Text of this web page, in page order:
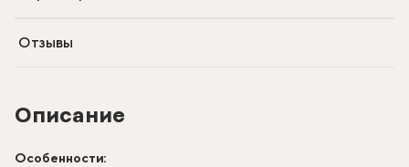
Описание
Особенности:
Отзывы